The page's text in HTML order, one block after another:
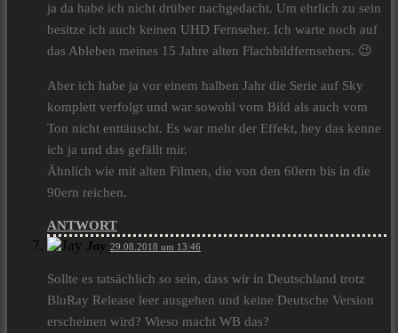
ja da habe ich nicht drüber nachgedacht. Um ehrlich zu sein
besitze ich auch keinen UHD Fernseher. Ich warte noch auf
das Ableben meines 15 Jahre alten Flachbildfernsehers. 😉
Aber ich habe ja vor einem halben Jahr die Serie auf Sky
komplett verfolgt und war sowohl vom Bild als auch vom
Ton nicht enttäuscht. Es war mehr der Effekt, hey das kenne
ich ja und das gefällt mir.
Ähnlich wie mit alten Filmen, die von den 60ern bis in die
90ern reichen.
ANTWORT
Jay 29.08.2018 um 13:46
Sollte es tatsächlich so sein, dass wir in Deutschland trotz
BluRay Release leer ausgehen und keine Deutsche Version
erscheinen wird? Wieso macht WB das?